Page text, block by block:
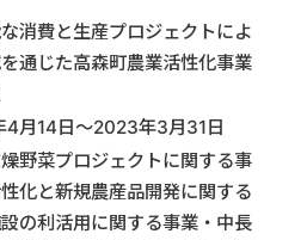
な消費と生産プロジェクトによ
通じた高森町農業活性化事業
4月14日～2023年3月31日
燥野菜プロジェクトに関する事
化と新規農産品開発に関する
の利活⽤に関する事業・中⻑